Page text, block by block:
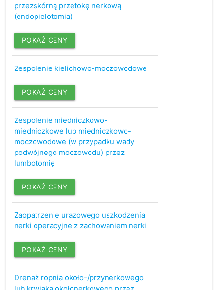
przezskórną przetokę nerkową
(endopielotomia)
POKAŻ CENY
Zespolenie kielichowo-moczowodowe
POKAŻ CENY
Zespolenie miedniczkowo-
miedniczkowe lub miedniczkowo-
moczowodowe (w przypadku wady
podwójnego moczowodu) przez
lumbotomię
POKAŻ CENY
Zaopatrzenie urazowego uszkodzenia
nerki operacyjne z zachowaniem nerki
POKAŻ CENY
Drenaż ropnia około-/przynerkowego
lub krwiaka okołonerkowego przez